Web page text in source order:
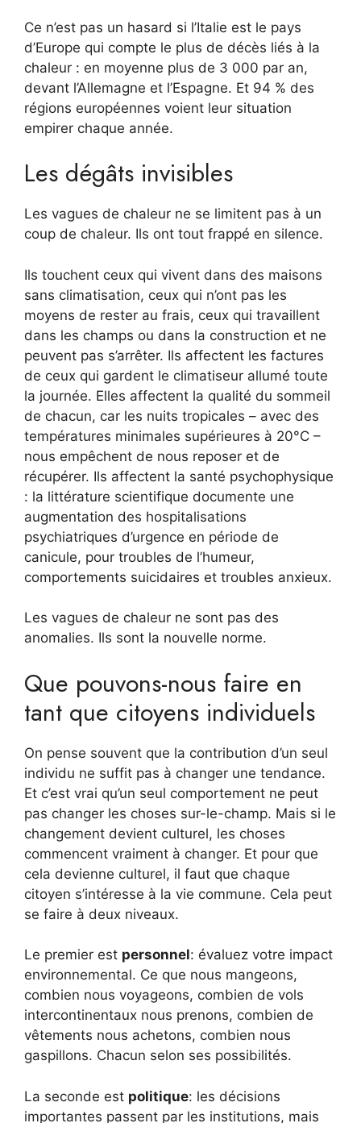
Ce n’est pas un hasard si l’Italie est le pays
d’Europe qui compte le plus de décès liés à la
chaleur : en moyenne plus de 3 000 par an,
devant l’Allemagne et l’Espagne. Et 94 % des
régions européennes voient leur situation
empirer chaque année.
Les dégâts invisibles
Les vagues de chaleur ne se limitent pas à un
coup de chaleur. Ils ont tout frappé en silence.
Ils touchent ceux qui vivent dans des maisons
sans climatisation, ceux qui n’ont pas les
moyens de rester au frais, ceux qui travaillent
dans les champs ou dans la construction et ne
peuvent pas s’arrêter. Ils affectent les factures
de ceux qui gardent le climatiseur allumé toute
la journée. Elles affectent la qualité du sommeil
de chacun, car les nuits tropicales – avec des
températures minimales supérieures à 20°C –
nous empêchent de nous reposer et de
récupérer. Ils affectent la santé psychophysique
: la littérature scientifique documente une
augmentation des hospitalisations
psychiatriques d’urgence en période de
canicule, pour troubles de l’humeur,
comportements suicidaires et troubles anxieux.
Les vagues de chaleur ne sont pas des
anomalies. Ils sont la nouvelle norme.
Que pouvons-nous faire en
tant que citoyens individuels
On pense souvent que la contribution d’un seul
individu ne suffit pas à changer une tendance.
Et c’est vrai qu’un seul comportement ne peut
pas changer les choses sur-le-champ. Mais si le
changement devient culturel, les choses
commencent vraiment à changer. Et pour que
cela devienne culturel, il faut que chaque
citoyen s’intéresse à la vie commune. Cela peut
se faire à deux niveaux.
Le premier est personnel: évaluez votre impact
environnemental. Ce que nous mangeons,
combien nous voyageons, combien de vols
intercontinentaux nous prenons, combien de
vêtements nous achetons, combien nous
gaspillons. Chacun selon ses possibilités.
La seconde est politique: les décisions
importantes passent par les institutions, mais